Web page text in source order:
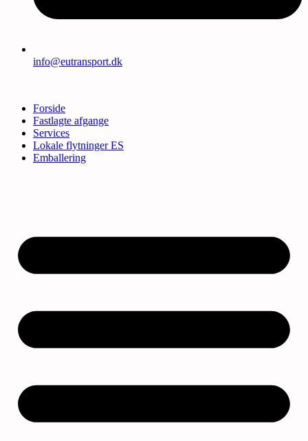
info@eutransport.dk
Forside
Fastlagte afgange
Services
Lokale flytninger ES
Emballering